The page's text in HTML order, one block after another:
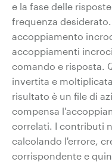
e la fase delle
frequenza
accoppiamento
accoppiamenti
comando e risposta.
invertita e
risultato è un file di
compensa
correlati. I contributi
calcolando l'errore,
corrispondente e